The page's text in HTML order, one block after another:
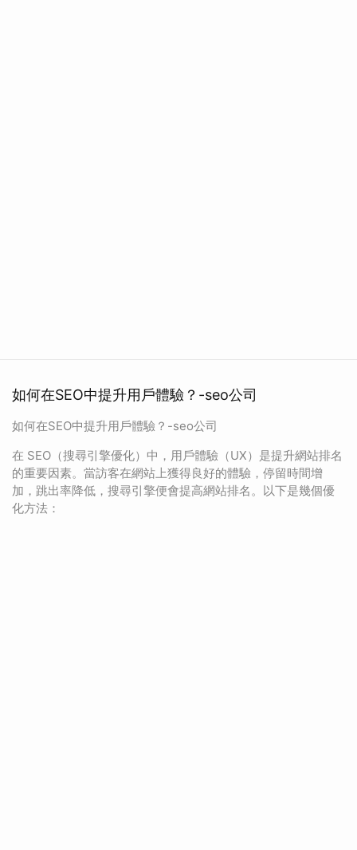
如何在SEO中提升用戶體驗？-seo公司
如何在SEO中提升用戶體驗？-seo公司
在 SEO（搜尋引擎優化）中，用戶體驗（UX）是提升網站排名
的重要因素。當訪客在網站上獲得良好的體驗，停留時間增
加，跳出率降低，搜尋引擎便會提高網站排名。以下是幾個優
化方法：